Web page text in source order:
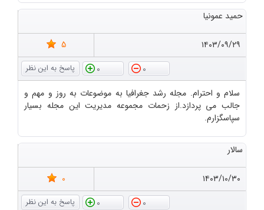
حمید عمونیا
۱۴۰۳/۰۹/۲۹
5
0
0
سلام و احترام. مجله رشد جغرافیا به موضوعات به روز و مهم و
جالب می پردازد.از زحمات مجموعه مدیریت این مجله بسیار
سپاسگزارم.
سالار
۱۴۰۳/۱۰/۳۰
0
0
0